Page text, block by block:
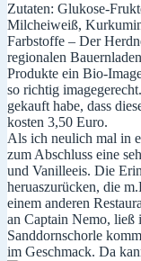
Zutaten: Glukose-
Milcheiweiß,
Farbstoffe – Der
regionalen
Produkte ein Bio-
so richtig
gekauft habe, dass
kosten 3,50 Euro.
Als ich neulich mal in
zum Abschluss eine
und Vanilleeis. Die
heruaszurücken, die
einem anderen
an Captain Nemo, ließ
Sanddornschorle
im Geschmack. Da